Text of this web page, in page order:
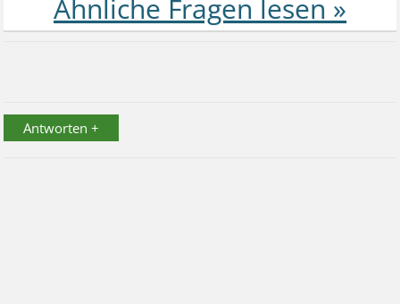
Antworten +